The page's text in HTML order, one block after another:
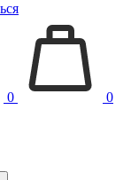
0 0